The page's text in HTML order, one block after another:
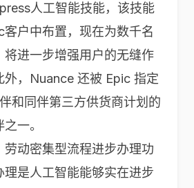
人工智能技能，该技能
户中布置，现在为数千名
将进一步增强用户的无缝作
外，Nuance 还被 Epic 指定
和同伴第三方供货商计划的
一。
劳动密集型流程进步办理功
理是人工智能能够实在进步